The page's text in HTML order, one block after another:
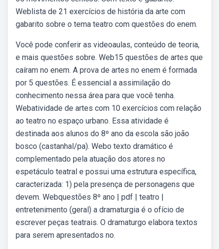
Weblista de 21 exercícios de história da arte com
gabarito sobre o tema teatro com questões do enem.
Você pode conferir as videoaulas, conteúdo de teoria,
e mais questões sobre. Web15 questões de artes que
caíram no enem. A prova de artes no enem é formada
por 5 questões. É essencial a assimilação do
conhecimento nessa área para que você tenha.
Webatividade de artes com 10 exercícios com relação
ao teatro no espaço urbano. Essa atividade é
destinada aos alunos do 8º ano da escola são joão
bosco (castanhal/pa). Webo texto dramático é
complementado pela atuação dos atores no
espetáculo teatral e possui uma estrutura específica,
caracterizada: 1) pela presença de personagens que
devem. Webquestões 8º ano | pdf | teatro |
entretenimento (geral) a dramaturgia é o ofício de
escrever peças teatrais. O dramaturgo elabora textos
para serem apresentados no.